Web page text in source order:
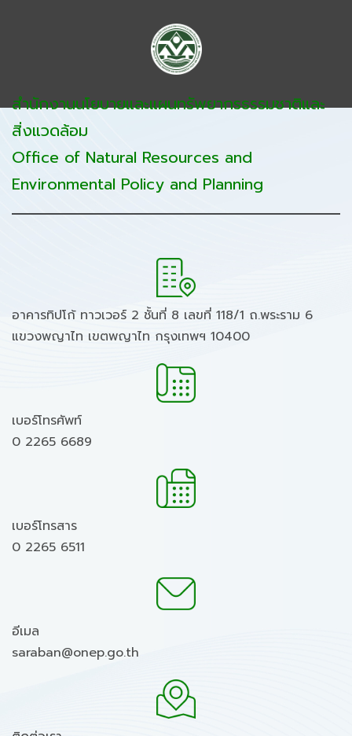
สำนักงานนโยบายและแผนทรัพยากรธรรมชาติและ
สิ่งแวดล้อม
Office of Natural Resources and
Environmental Policy and Planning
อาคารทิปโก้ ทาวเวอร์ 2 ชั้นที่ 8 เลขที่ 118/1 ถ.พระราม 6
แขวงพญาไท เขตพญาไท กรุงเทพฯ 10400
เบอร์โทรศัพท์
0 2265 6689
เบอร์โทรสาร
0 2265 6511
อีเมล
saraban@onep.go.th